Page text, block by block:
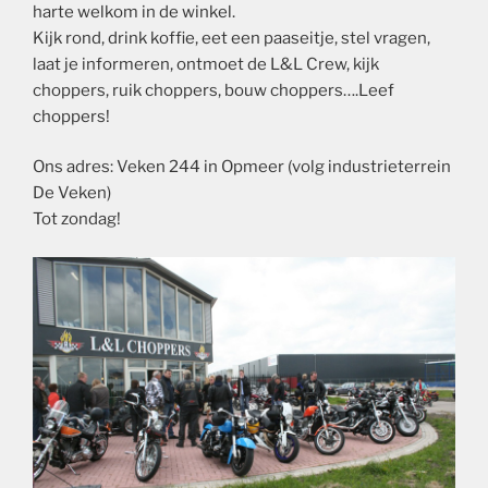
harte welkom in de winkel.
Kijk rond, drink koffie, eet een paaseitje, stel vragen,
laat je informeren, ontmoet de L&L Crew, kijk
choppers, ruik choppers, bouw choppers….Leef
choppers!
Ons adres: Veken 244 in Opmeer (volg industrieterrein
De Veken)
Tot zondag!